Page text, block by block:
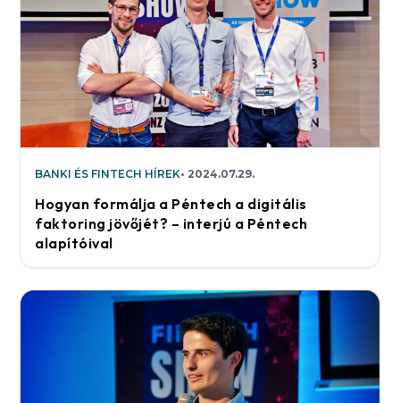
BANKI ÉS FINTECH HÍREK 2024.07.29.
Hogyan formálja a Péntech a digitális
faktoring jövőjét? – interjú a Péntech
alapítóival